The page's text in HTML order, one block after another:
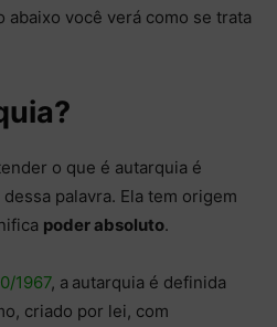
abaixo você verá como se trata
o que é autarquia é
palavra. Ela tem origem
poder absoluto.
1967, a autarquia é definida
criado por lei, com